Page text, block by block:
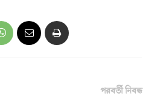
পরবর্তী নিবন্ধ